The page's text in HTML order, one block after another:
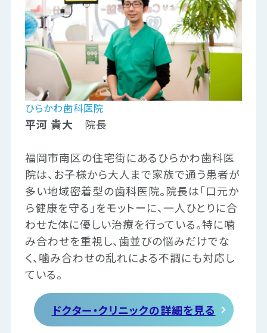
ひらかわ歯科医院
平河 貴大 院長
福岡市南区の住宅街にあるひらかわ歯科医
院は、お子様から大人まで家族で通う患者が
多い地域密着型の歯科医院。院長は「口元か
ら健康を守る」をモットーに、一人ひとりに合
わせた体に優しい治療を行っている。特に噛
み合わせを重視し、歯並びの悩みだけでな
く、噛み合わせの乱れによる不調にも対応し
ている。
ドクター・クリニックの詳細を見る